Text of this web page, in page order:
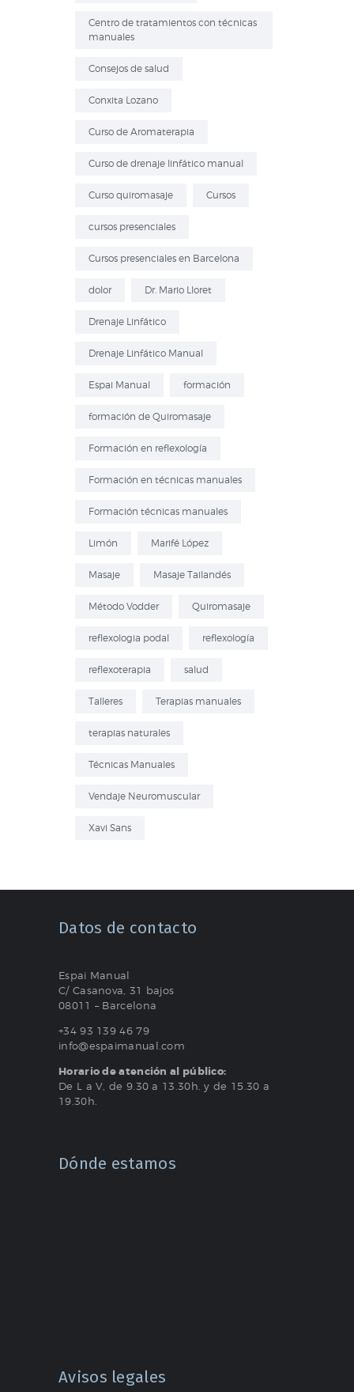
Centro de tratamientos con técnicas
manuales
Consejos de salud
Conxita Lozano
Curso de Aromaterapia
Curso de drenaje linfático manual
Curso quiromasaje Cursos
cursos presenciales
Cursos presenciales en Barcelona
dolor Dr. Mario Lloret
Drenaje Linfático
Drenaje Linfático Manual
Espai Manual formación
formación de Quiromasaje
Formación en reflexología
Formación en técnicas manuales
Formación técnicas manuales
Limón Marifé López
Masaje Masaje Tailandés
Método Vodder Quiromasaje
reflexologia podal reflexología
reflexoterapia salud
Talleres Terapias manuales
terapias naturales
Técnicas Manuales
Vendaje Neuromuscular
Xavi Sans
Datos de contacto
Espai Manual
C/ Casanova, 31 bajos
08011 – Barcelona
+34 93 139 46 79
info@espaimanual.com
Horario de atención al público:
De L a V, de 9.30 a 13.30h. y de 15.30 a
19.30h.
Dónde estamos
Avisos legales